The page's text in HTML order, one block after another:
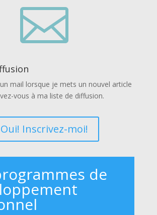

mail lorsque je mets un nouvel article
vous à ma liste de diffusion.
Oui! Inscrivez-moi!
de